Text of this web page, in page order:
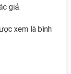
giả.
xem là bình